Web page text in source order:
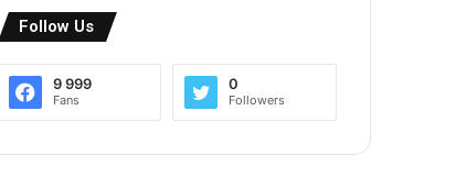
Follow Us
9 999
Fans
0
Followers